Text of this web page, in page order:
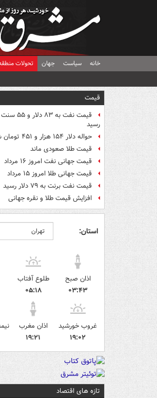
خانه سیاست جهان تحولات
قیمت
قیمت نفت
رسید
حواله دلار ۱۵۴ هزار و ۴۵۱ تومان شد
قیمت طلا صعودی ماند
قیمت جهانی نفت امروز ۱۶ مرداد
قیمت جهانی طلا امروز ۱۵ مرداد
قیمت نفت برنت به ۷۹ دلار رسید
افزایش قیمت طلا و نقره جهانی
استان:
اذان صبح
۰۳:۴۳
طلوع آفتاب
۰۵:۱۸
غروب خورشید
۱۹:۰۲
اذان مغرب
۱۹:۲۱
تازه های اقتصاد